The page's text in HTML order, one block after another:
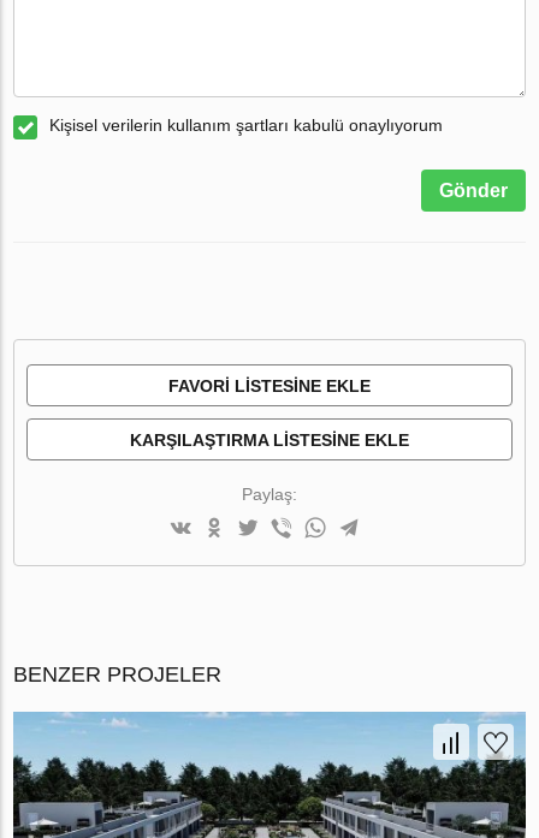
Kişisel verilerin kullanım şartları kabulü onaylıyorum
Gönder
FAVORI LISTESINE EKLE
KARŞILAŞTIRMA LISTESINE EKLE
Paylaş:
BENZER PROJELER